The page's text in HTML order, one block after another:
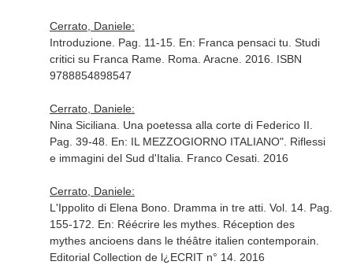
Cerrato, Daniele:
Introduzione. Pag. 11-15. En: Franca pensaci tu. Studi
critici su Franca Rame. Roma. Aracne. 2016. ISBN
9788854898547
Cerrato, Daniele:
Nina Siciliana. Una poetessa alla corte di Federico II.
Pag. 39-48. En: IL MEZZOGIORNO ITALIANO". Riflessi
e immagini del Sud d'Italia . Franco Cesati. 2016
Cerrato, Daniele:
L'Ippolito di Elena Bono. Dramma in tre atti. Vol. 14. Pag.
155-172. En: Réécrire les mythes. Réception des
mythes ancioens dans le théâtre italien contemporain
Editorial Collection de l¿ECRIT n° 14. 2016